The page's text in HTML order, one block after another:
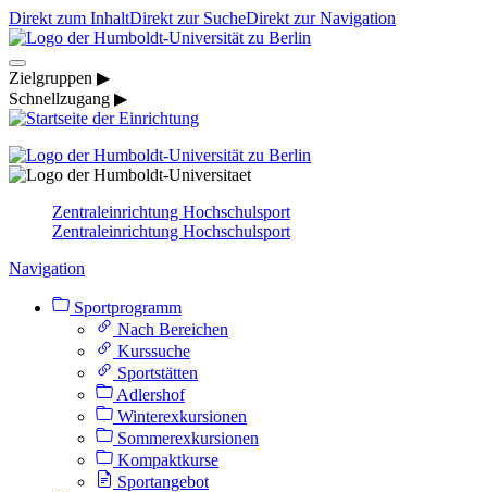
Direkt zum InhaltDirekt zur SucheDirekt zur Navigation
Zielgruppen ▶
Schnellzugang ▶
Zentraleinrichtung Hochschulsport
Zentraleinrichtung Hochschulsport
Navigation
Sportprogramm
Nach Bereichen
Kurssuche
Sportstätten
Adlershof
Winterexkursionen
Sommerexkursionen
Kompaktkurse
Sportangebot